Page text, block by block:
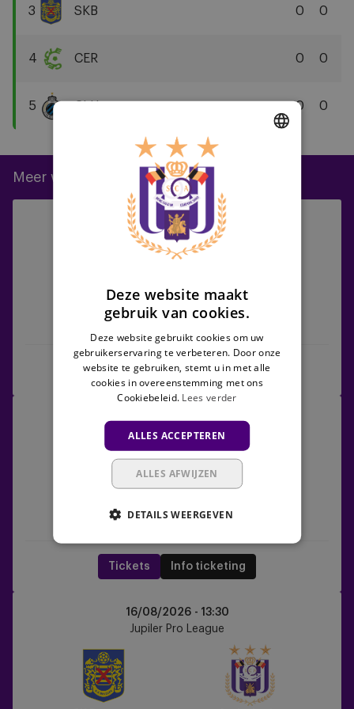
FC
3
Beveren
SKB 0 0
4
Brugge
KSV
CER 0 0
5
0 0
Meer wedstrijden
09/08/2026 -
18:30
Jupiler Pro League
Anderlecht
Tickets Wedstrijdcentrum
UEFA Europa League
Anderlecht PAOK FC
Tickets Info ticketing
16/08/2026 - 13:30
Jupiler Pro League
Deze website maakt
gebruik van cookies.
Deze website gebruikt cookies om uw
gebruikerservaring te verbeteren. Door onze
website te gebruiken, stemt u in met alle
cookies in overeenstemming met ons
Cookiebeleid. Lees verder
ALLES ACCEPTEREN
ALLES AFWIJZEN
DETAILS WEERGEVEN